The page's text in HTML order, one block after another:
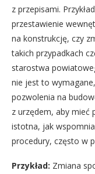
z przepisami.
przestawienie
na konstrukcję, czy
takich przypadkach
starostwa
nie jest to
pozwolenia na
z urzędem, aby mieć
istotna, jak
procedury, często w
Przykład: Zmiana